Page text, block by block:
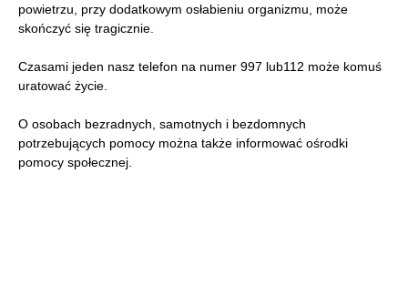
powietrzu, przy dodatkowym osłabieniu organizmu, może
skończyć się tragicznie.
Czasami jeden nasz telefon na numer 997 lub112 może komuś
uratować życie.
O osobach bezradnych, samotnych i bezdomnych
potrzebujących pomocy można także informować ośrodki
pomocy społecznej.